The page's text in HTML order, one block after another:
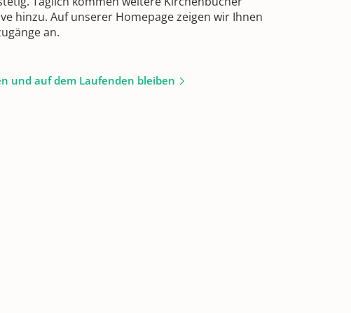
hinzu. Auf unserer Homepage zeigen wir Ihnen
an.
und auf dem Laufenden bleiben